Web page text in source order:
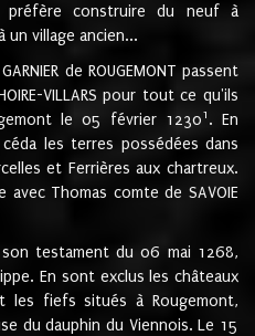
construire du neuf à
un village ancien...
de ROUGEMONT passent
VILLARS pour tout ce qu'ils
le 05 février 12301 . En
céda les terres possédées dans
et Ferrières aux chartreux.
avec Thomas comte de SAVOIE
son testament du 06 mai 1268,
En sont exclus les châteaux
les fiefs situés à Rougemont,
du dauphin du Viennois. Le 15